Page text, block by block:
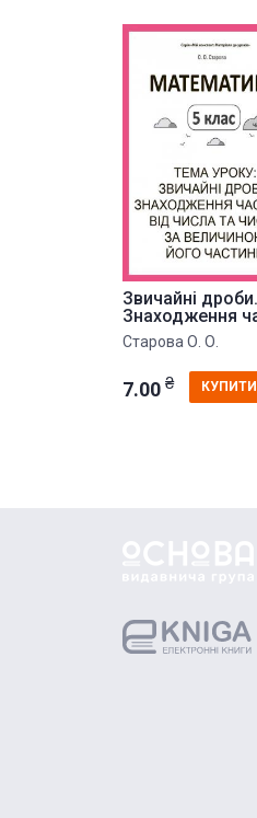
Звичайні дроби.
Знаходження
Старова О. О.
7.00 ₴ КУПИТИ